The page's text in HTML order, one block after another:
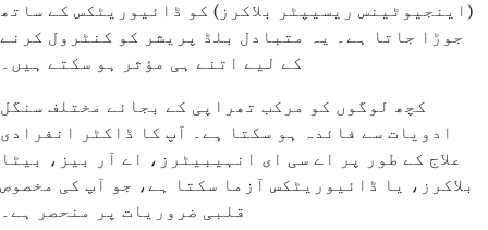
(اینجیوٹینس ریسیپٹر بلاکرز) کو ڈائیوریٹکس کے ساتھ
جوڑا جاتا ہے۔ یہ متبادل بلڈ پریشر کو کنٹرول کرنے
کے لیے اتنے ہی مؤثر ہو سکتے ہیں۔
کچھ لوگوں کو مرکب تھراپی کے بجائے مختلف سنگل
ادویات سے فائدہ ہو سکتا ہے۔ آپ کا ڈاکٹر انفرادی
علاج کے طور پر اے سی ای انہیبیٹرز، اے آر بیز، بیٹا
بلاکرز، یا ڈائیوریٹکس آزما سکتا ہے، جو آپ کی مخصوص
قلبی ضروریات پر منحصر ہے۔